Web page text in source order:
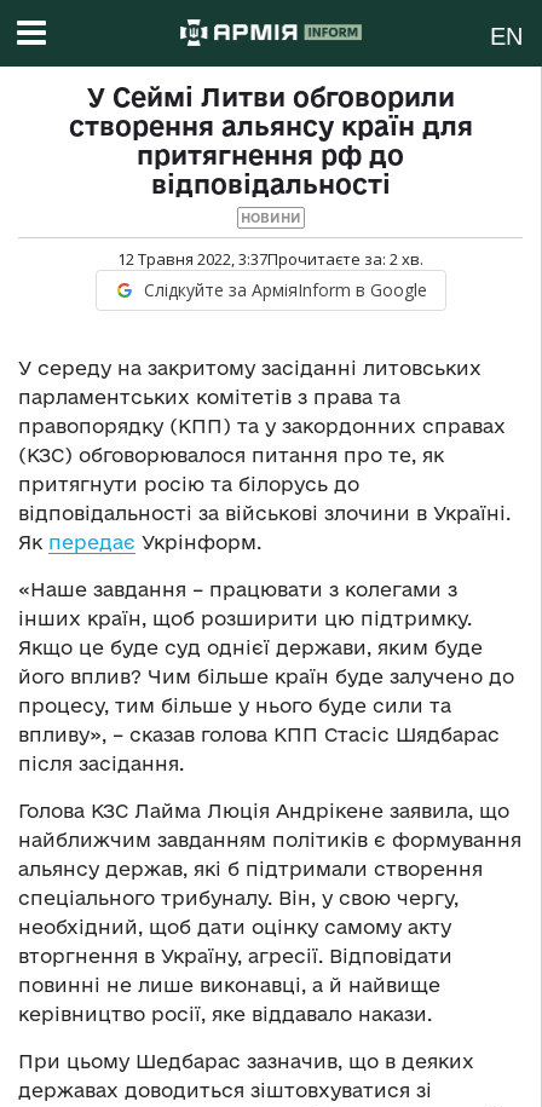
EN
У Сеймі Литви обговорили
створення альянсу країн для
притягнення рф до
відповідальності
НОВИНИ
12 Травня 2022, 3:37Прочитаєте за: 2хв.
Слідкуйте за АрміяInform в Google
У середу на закритому засіданні литовських
парламентських комітетів з права та
правопорядку (КПП) та у закордонних справах
(КЗС) обговорювалося питання про те, як
притягнути росію та білорусь до
відповідальності за військові злочини в Україні.
Як передає Укрінформ.
«Наше завдання – працювати з колегами з
інших країн, щоб розширити цю підтримку.
Якщо це буде суд однієї держави, яким буде
його вплив? Чим більше країн буде залучено до
процесу, тим більше у нього буде сили та
впливу», – сказав голова КПП Стасіс Шядбарас
після засідання.
Голова КЗС Лайма Люція Андрікене заявила, що
найближчим завданням політиків є формування
альянсу держав, які б підтримали створення
спеціального трибуналу. Він, у свою чергу,
необхідний, щоб дати оцінку самому акту
вторгнення в Україну, агресії. Відповідати
повинні не лише виконавці, а й найвище
керівництво росії, яке віддавало накази.
При цьому Шедбарас зазначив, що в деяких
державах доводиться зіштовхуватися зі